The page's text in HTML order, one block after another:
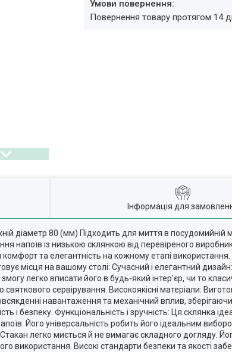
повернення товару протягом 14
Інформація для
діаметр 80 (мм) Підходить для миття в посудомийній
напоїв із низькою склянкою від перевіреного
та елегантність на кожному етапі
місця на вашому столі: Сучасний і елегантний
легко вписати його в будь-який інтер'єр, чи то
сервірування. Високоякісні матеріали:
навантаження та механічний вплив, зберігаючи
і безпеку. Функціональність і зручність: Ця склянка
Його універсальність робить його ідеальним
легко миється й не вимагає складного догляду.
Високі стандарти безпеки та якості